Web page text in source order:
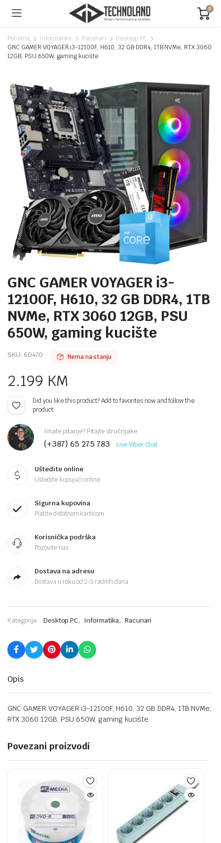
0
Početna Informatika Racunari
Desktop PC
GNC GAMER VOYAGER i3-12100F, H610, 32 GB DDR4, 1TB NVMe, RTX 3060
12GB, PSU 650W, gaming kucište
GNC GAMER VOYAGER i3-
12100F, H610, 32 GB DDR4, 1TB
NVMe, RTX 3060 12GB, PSU
650W, gaming kucište
SKU: 60470 Nema na stanju
2.199 KM
Did you like this product? Add to favorites now and follow the
product.
Imate pitanje? Pitajte stručnjake
(+387) 65 275 783 Live Viber Chat
Uštedite online
Uštedite kupujući online
Sigurna kupovina
Platite debitnom karticom
Korisnička podrška
Pozovite nas
Dostava na adresu
Dostava u roku od 2-5 radnih dana
Kategorije: Desktop PC, Informatika, Racunari
Opis
GNC GAMER VOYAGER i3-12100F, H610, 32 GB DDR4, 1TB NVMe,
RTX 3060 12GB, PSU 650W, gaming kucište
Povezani proizvodi